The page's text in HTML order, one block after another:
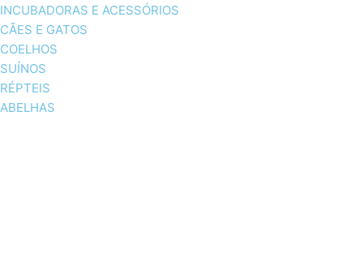
INCUBADORAS E ACESSÓRIOS
CÃES E GATOS
COELHOS
SUÍNOS
RÉPTEIS
ABELHAS